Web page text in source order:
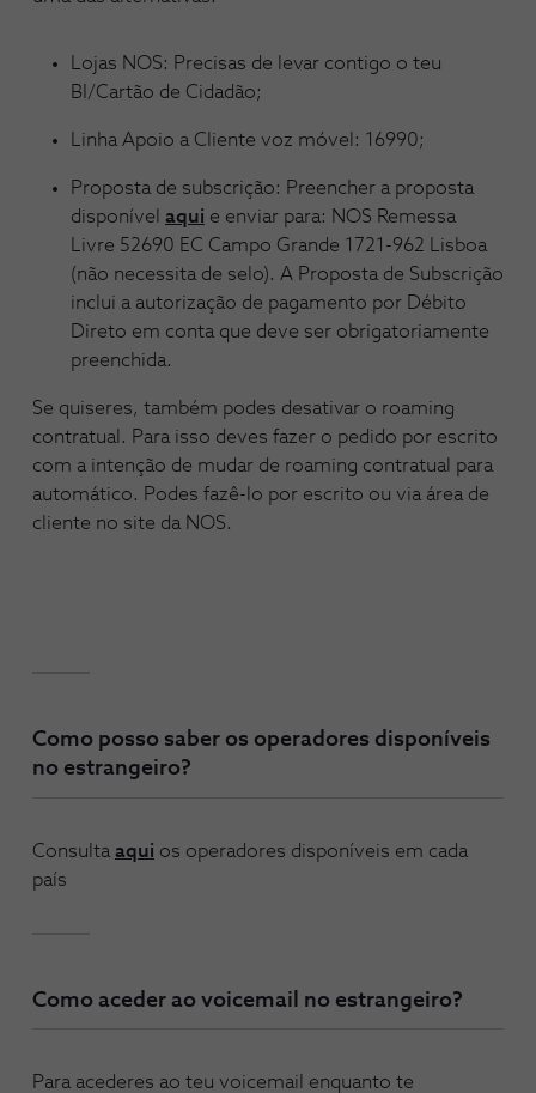
Lojas NOS: Precisas de levar contigo o teu
BI/Cartão de Cidadão;
Linha Apoio a Cliente voz móvel: 16990;
Proposta de subscrição: Preencher a proposta
disponível aqui e enviar para: NOS Remessa
Livre 52690 EC Campo Grande 1721-962 Lisboa
(não necessita de selo). A Proposta de Subscrição
inclui a autorização de pagamento por Débito
Direto em conta que deve ser obrigatoriamente
preenchida.
Se quiseres, também podes desativar o roaming
contratual. Para isso deves fazer o pedido por escrito
com a intenção de mudar de roaming contratual para
automático. Podes fazê-lo por escrito ou via área de
cliente no site da NOS.
Como posso saber os operadores disponíveis
no estrangeiro?
Consulta aqui os operadores disponíveis em cada
país
Como aceder ao voicemail no estrangeiro?
Para acederes ao teu voicemail enquanto te